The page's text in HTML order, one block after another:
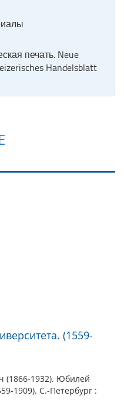
печать. Neue
Handelsblatt
(1559-
(1866-1932). Юбилей
1909). С.-Петербург :